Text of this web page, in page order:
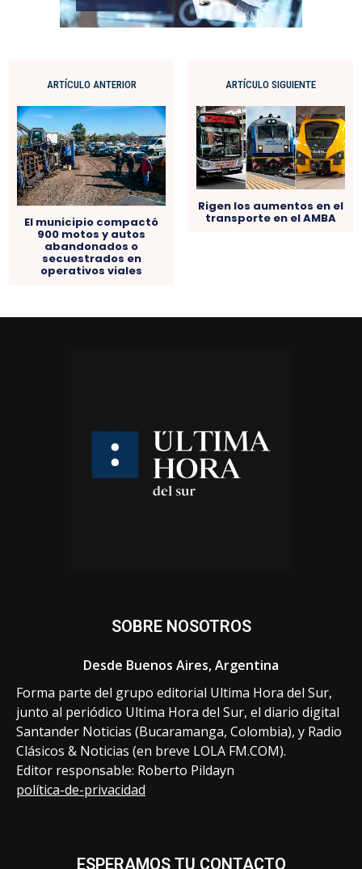
ARTÍCULO ANTERIOR
El municipio compactó
900 motos y autos
abandonados o
secuestrados en
operativos viales
ARTÍCULO SIGUIENTE
Rigen los aumentos en el
transporte en el AMBA
SOBRE NOSOTROS
Desde Buenos Aires, Argentina
Forma parte del grupo editorial Ultima Hora del Sur,
junto al periódico Ultima Hora del Sur, el diario digital
Santander Noticias (Bucaramanga, Colombia), y Radio
Clásicos & Noticias (en breve LOLA FM.COM).
Editor responsable: Roberto Pildayn
política-de-privacidad
ESPERAMOS TU CONTACTO